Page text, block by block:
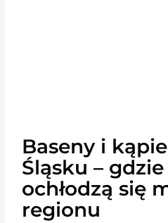
Baseny i
Śląsku –
ochłodzą się
regionu